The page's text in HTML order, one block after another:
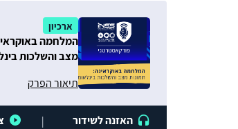
ארכיון
המלחמה
מצב והשלכות
תיאור הפרק
האזנה לשידור |